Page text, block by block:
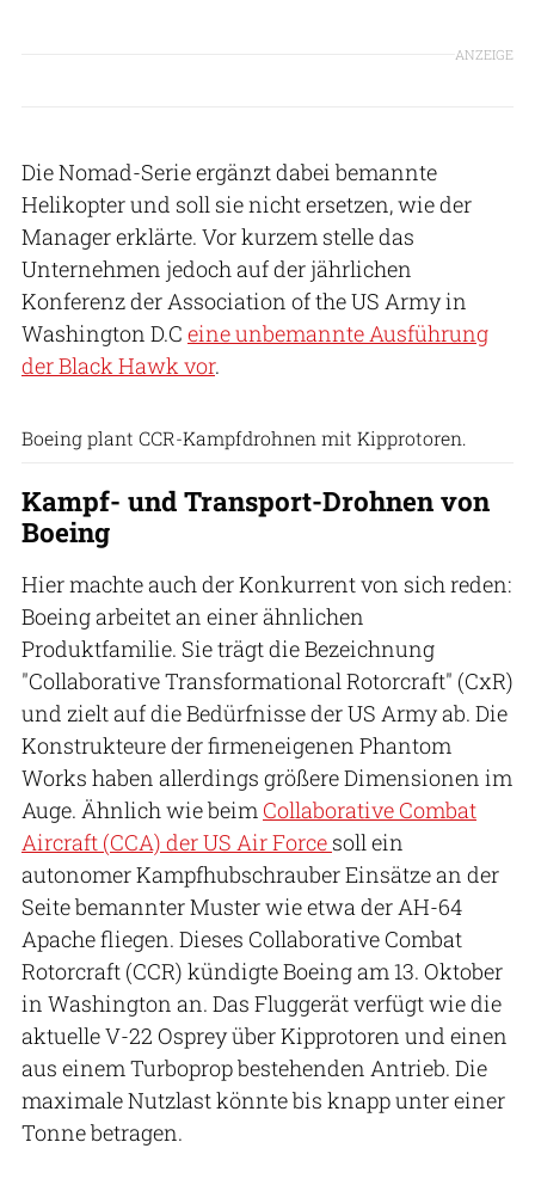
ANZEIGE
Die Nomad-Serie ergänzt dabei bemannte
Helikopter und soll sie nicht ersetzen, wie der
Manager erklärte. Vor kurzem stelle das
Unternehmen jedoch auf der jährlichen
Konferenz der Association of the US Army in
Washington D.C eine unbemannte Ausführung
der Black Hawk vor.
Boeing plant CCR-Kampfdrohnen mit Kipprotoren.
Kampf- und Transport-Drohnen von
Boeing
Hier machte auch der Konkurrent von sich reden:
Boeing arbeitet an einer ähnlichen
Produktfamilie. Sie trägt die Bezeichnung
"Collaborative Transformational Rotorcraft" (CxR)
und zielt auf die Bedürfnisse der US Army ab. Die
Konstrukteure der firmeneigenen Phantom
Works haben allerdings größere Dimensionen im
Auge. Ähnlich wie beim Collaborative Combat
Aircraft (CCA) der US Air Force soll ein
autonomer Kampfhubschrauber Einsätze an der
Seite bemannter Muster wie etwa der AH-64
Apache fliegen. Dieses Collaborative Combat
Rotorcraft (CCR) kündigte Boeing am 13. Oktober
in Washington an. Das Fluggerät verfügt wie die
aktuelle V-22 Osprey über Kipprotoren und einen
aus einem Turboprop bestehenden Antrieb. Die
maximale Nutzlast könnte bis knapp unter einer
Tonne betragen.